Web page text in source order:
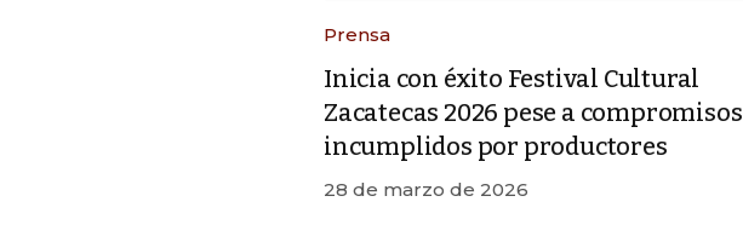
Prensa
Inicia con éxito Festival Cultural
Zacatecas 2026 pese a compromisos
incumplidos por productores
28 de marzo de 2026